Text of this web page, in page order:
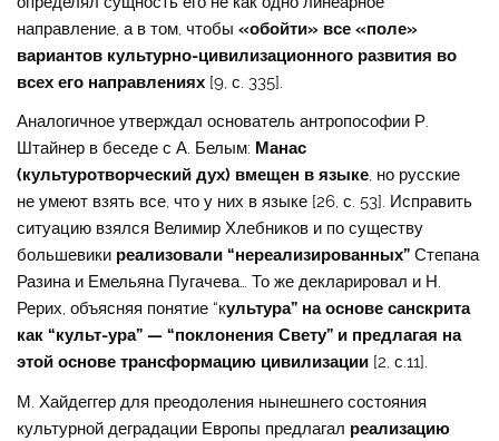
направление, а в том, чтобы«обойти» все «поле»
вариантов культурно-цивилизационного развития во
всех его направлениях [9, с. 335].
Аналогичное утверждал основатель антропософии Р.
Штайнер в беседе с А. Белым: Манас
(культуротворческий дух) вмещен в языке, но русские
не умеют взять все, что у них в языке [26, с. 53]. Исправить
ситуацию взялся Велимир Хлебников и по существу
большевики реализовали “нереализированных” Степана
Разина и Емельяна Пугачева… То же декларировал и Н.
Рерих, объясняя понятие “культура” на основе санскрита
как “культ-ура” — “поклонения Свету” и предлагая на
этой основе трансформацию цивилизации [2, с.11].
М. Хайдеггер для преодоления нынешнего состояния
культурной деградации Европы предлагал реализацию